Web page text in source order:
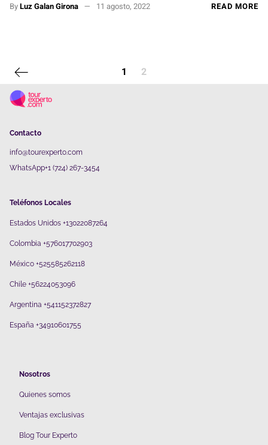
ByLuz Galan Girona 11 agosto, 2022 READ MORE
Previous page 1 2
Contacto
info@tourexperto.com
WhatsApp+1 (724) 267-3454
Teléfonos Locales
Estados Unidos +13022087264
Colombia +576017702903
México +525585262118
Chile +56224053096
Argentina +541152372827
España +34910601755
Nosotros
Quienes somos
Ventajas exclusivas
Blog Tour Experto